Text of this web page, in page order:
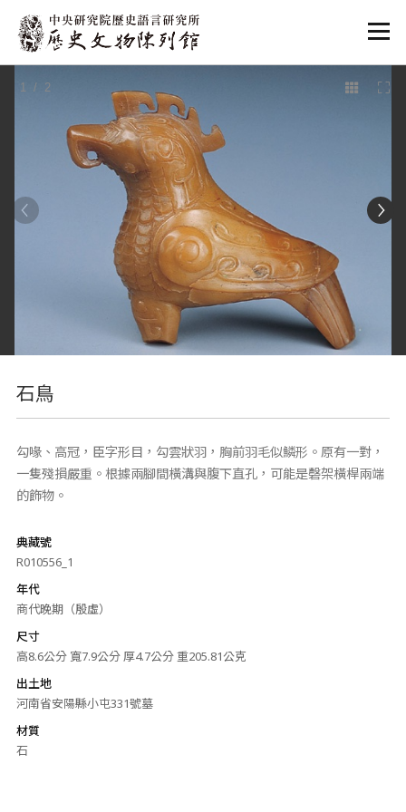
:::
1 / 2
石鳥
勾喙、高冠，臣字形目，勾雲狀羽，胸前羽毛似鱗形。原有一對，
一隻殘損嚴重。根據兩腳間橫溝與腹下直孔，可能是磬架橫桿兩端
的飾物。
典藏號
R010556_1
年代
商代晚期（殷虛）
尺寸
高8.6公分 寬7.9公分 厚4.7公分 重205.81公克
出土地
河南省安陽縣小屯331號墓
材質
石